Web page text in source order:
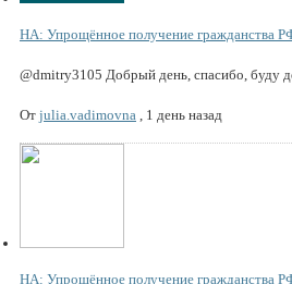
НА: Упрощённое получение гражданства
@dmitry3105 Добрый день, спасибо, буду
От julia.vadimovna 1 день назад
НА: Упрощённое получение гражданства